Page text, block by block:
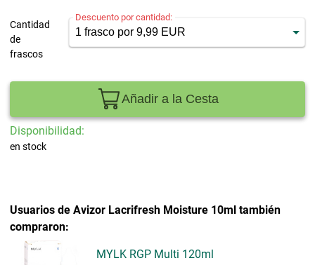
Cantidad
de
frascos
Descuento por cantidad:
Añadir a la Cesta
Disponibilidad:
en stock
Usuarios de Avizor Lacrifresh Moisture 10ml también
compraron:
MYLK RGP Multi 120ml